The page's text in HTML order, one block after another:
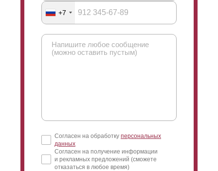
+7
Согласен на обработку персональных
данных
Согласен на получение информации
и рекламных предложений (сможете
отказаться в любое время)